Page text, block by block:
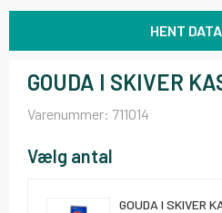
HENT
GOUDA I SKIVER
Varenummer: 711014
Vælg antal
GOUDA I SKIVER